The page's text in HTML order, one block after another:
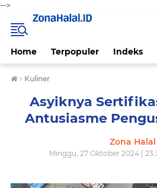
-->
Home Terpopuler Indeks
› Kuliner
Asyiknya
Antusiasme
Zona Halal
Minggu, 27 Oktober 2024 |